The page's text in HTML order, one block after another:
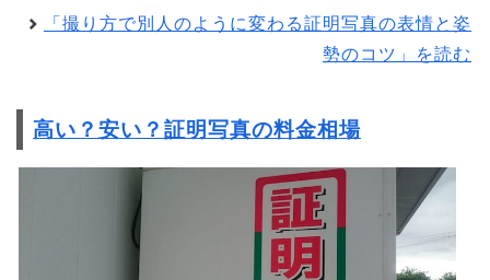
「撮り方で別人のように変わる証明写真の表情と姿
勢のコツ」を読む
高い？安い？証明写真の料金相場